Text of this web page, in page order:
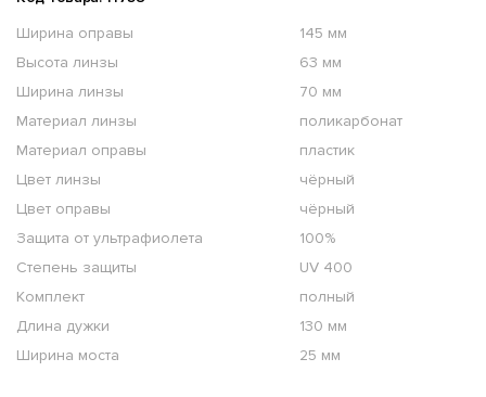
Ширина оправы
145 мм
Высота линзы
63 мм
Ширина линзы
70 мм
Материал линзы
поликарбонат
Материал оправы
пластик
Цвет линзы
чёрный
Цвет оправы
чёрный
Защита от ультрафиолета
100%
Степень защиты
UV 400
Комплект
полный
Длина дужки
130 мм
Ширина моста
25 мм